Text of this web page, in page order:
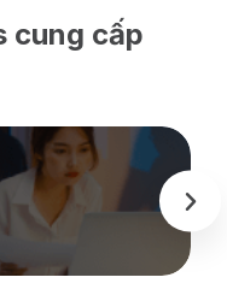
cung cấp